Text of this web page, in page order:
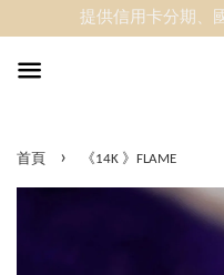
提供信用卡分期、
首頁 › 《14K 》FLAME